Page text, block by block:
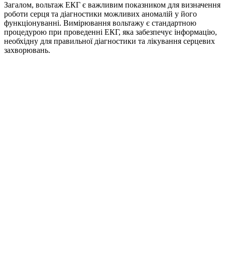
Загалом, вольтаж ЕКГ є важливим показником для визначення
роботи серця та діагностики можливих аномалій у його
функціонуванні. Вимірювання вольтажу є стандартною
процедурою при проведенні ЕКГ, яка забезпечує інформацію,
необхідну для правильної діагностики та лікування серцевих
захворювань.